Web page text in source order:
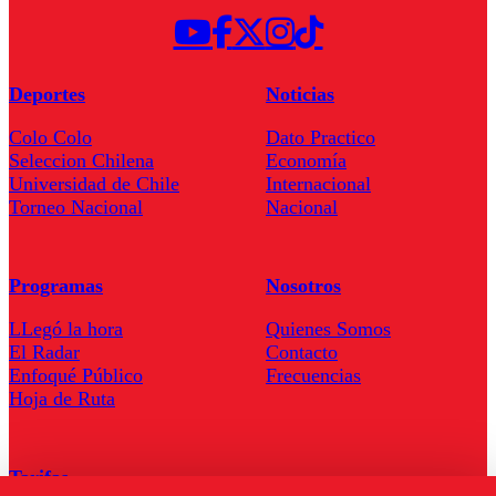
Deportes
Colo Colo
Seleccion Chilena
Universidad de Chile
Torneo Nacional
Noticias
Dato Practico
Economía
Internacional
Nacional
Programas
LLegó la hora
El Radar
Enfoqué Público
Hoja de Ruta
Nosotros
Quienes Somos
Contacto
Frecuencias
Tarifas